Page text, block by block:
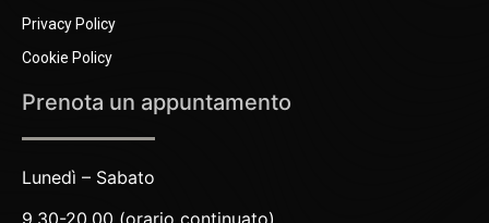
Privacy Policy
Cookie Policy
Prenota un appuntamento
Lunedì – Sabato